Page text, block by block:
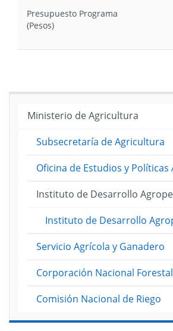
Presupuesto Programa
(Pesos)
Ministerio de Agricultura
Subsecretaría de Agricultura
Oficina de Estudios y Políticas
Instituto de Desarrollo
Instituto de Desarrollo
Servicio Agrícola y Ganadero
Corporación Nacional Forestal
Comisión Nacional de Riego